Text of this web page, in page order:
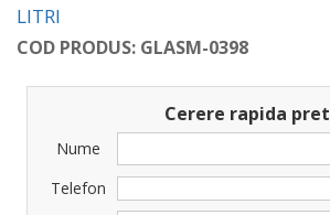
LITRI
COD PRODUS: GLASM-0398
Cerere rapida pret
Nume
Telefon